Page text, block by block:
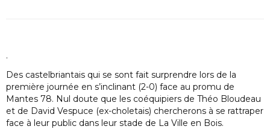
.
Des castelbriantais qui se sont fait surprendre lors de la
première journée en s’inclinant (2-0) face au promu de
Mantes 78. Nul doute que les coéquipiers de Théo Bloudeau
et de David Vespuce (ex-choletais) chercherons à se rattraper
face à leur public dans leur stade de La Ville en Bois.